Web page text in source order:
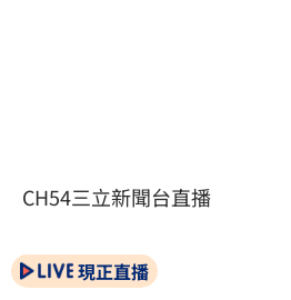
CH54三立新聞台直播
現正直播